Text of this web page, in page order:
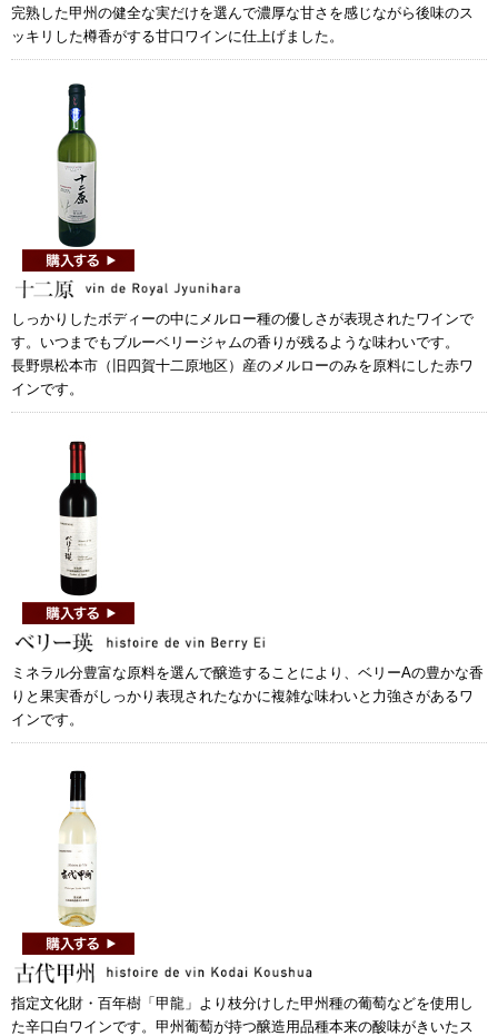
完熟した甲州の健全な実だけを選んで濃厚な甘さを感じながら後味のス
ッキリした樽香がする甘口ワインに仕上げました。
しっかりしたボディーの中にメルロー種の優しさが表現されたワインで
す。いつまでもブルーベリージャムの香りが残るような味わいです。
長野県松本市（旧四賀十二原地区）産のメルローのみを原料にした赤ワ
インです。
ミネラル分豊富な原料を選んで醸造することにより、ベリーAの豊かな香
りと果実香がしっかり表現されたなかに複雑な味わいと力強さがあるワ
インです。
指定文化財・百年樹「甲龍」より枝分けした甲州種の葡萄などを使用し
た辛口白ワインです。甲州葡萄が持つ醸造用品種本来の酸味がきいたス